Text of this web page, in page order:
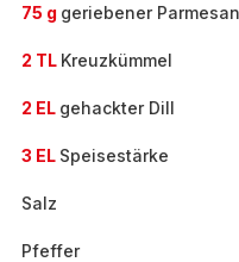
75 g geriebener Parmesan
2 TL Kreuzkümmel
2 EL gehackter Dill
3 EL Speisestärke
Salz
Pfeffer